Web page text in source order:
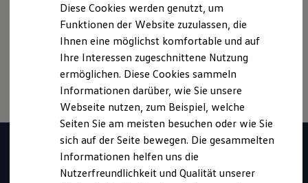
Finanzierung
Für Privatkunden
Für Gewerbekunden
Leasing
Für Privatkunden
Für Gewerbekunden
Versicherungen & Garantien
Garantien
Kfz-Versicherung für Nutzfahrzeuge
Restschuldversicherung
Wartungsverträge
Besitzer & Service
Reparatur & Service
Sommer-Special
Mehr anzeigen (1)
Weitere Fragen? Hier entlang!
Haben Sie Fragen zur
Volkswagen
Diese Cookies werden genutzt, um
Funktionen der Website zuzulassen, die
Ihnen eine möglichst komfortable und auf
Ihre Interessen zugeschnittene Nutzung
ermöglichen. Diese Cookies sammeln
Informationen darüber, wie Sie unsere
Webseite nutzen, zum Beispiel, welche
Seiten Sie am meisten besuchen oder wie Sie
sich auf der Seite bewegen. Die gesammelten
Informationen helfen uns die
Nutzerfreundlichkeit und Qualität unserer